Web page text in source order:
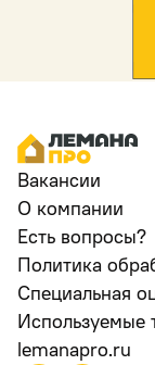
Вакансии
О компании
Есть вопросы?
Политика
Специальная
Используемые
lemanapro.ru